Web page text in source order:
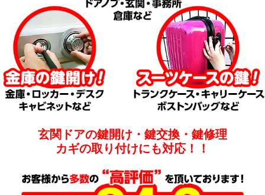
玄関ドアの鍵開け・鍵交換・鍵修理
カギの取り付けにも対応！！